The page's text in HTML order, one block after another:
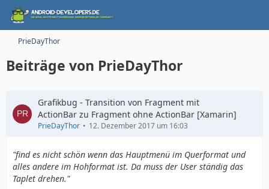
PrieDayThor
Beiträge von PrieDayThor
Grafikbug - Transition von Fragment mit
ActionBar zu Fragment ohne ActionBar [Xamarin]
PrieDayThor 12. Dezember 2017 um 16:03
"find es nicht schön wenn das Hauptmenü im Querformat und
alles andere im Hohformat ist. Da muss der User ständig das
Taplet drehen."